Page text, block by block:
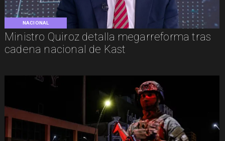
NACIONAL
Ministro Quiroz detalla megarreforma tras
cadena nacional de Kast